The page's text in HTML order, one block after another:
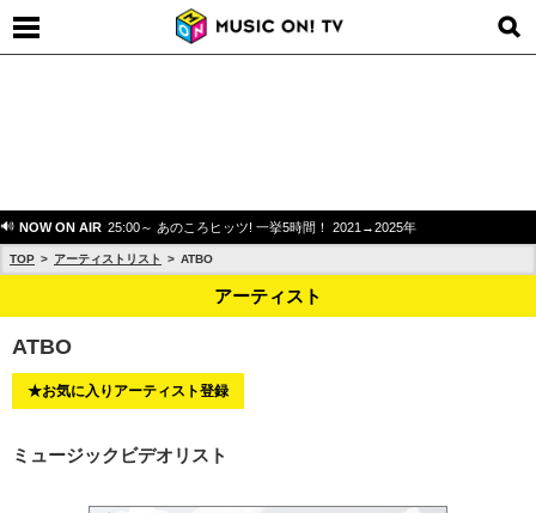
NOW ON AIR 25:00～ あのころヒッツ! 一挙5時間！ 2021→2025年
TOP アーティストリスト ATBO
アーティスト
ATBO
★お気に入りアーティスト登録
ミュージックビデオリスト